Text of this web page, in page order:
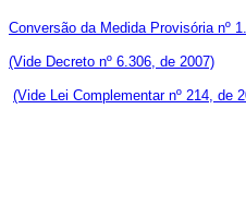
Conversão da Medida Provisória nº
(Vide Decreto nº 6.306, de 2007)
(Vide Lei Complementar nº 214, de